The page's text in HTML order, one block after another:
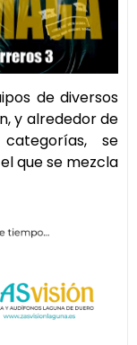
de diversos
y alrededor de
se
que se mezcla